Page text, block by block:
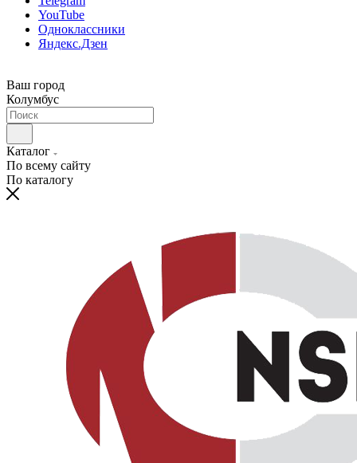
YouTube
Одноклассники
Яндекс.Дзен
Ваш город
Колумбус
Каталог
По всему сайту
По каталогу